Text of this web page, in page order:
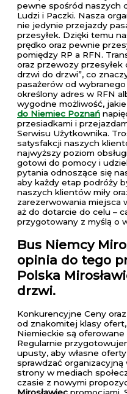
pewne spośród naszych
Ludzi i Paczki. Nasza
nie jedynie przejazdy
przesyłek. Dzięki temu
prędko oraz pewnie
pomiędzy RP a RFN.
oraz przewozy
drzwi do drzwi”, co
pasażerów od
określony adres w RFN
wygodne możliwość,
do Niemiec Poznań
przesiadkami i
Serwisu Użytkownika.
satysfakcji naszych
najwyższy poziom
gotowi do pomocy i
pytania odnoszące się
aby każdy etap podróży
naszych klientów miły
zarezerwowania miejsca
aż do dotarcie do celu –
przygotowany z myślą o
Bus Niemcy
opinia do tego
Polska
drzwi.
Konkurencyjne Ceny
od znakomitej klasy
Niemieckie są
Regularnie
upusty, aby własne
sprawdzać
strony w mediach
czasie z nowymi